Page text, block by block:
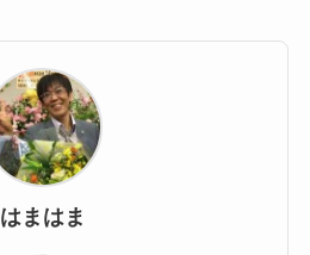
はまはま